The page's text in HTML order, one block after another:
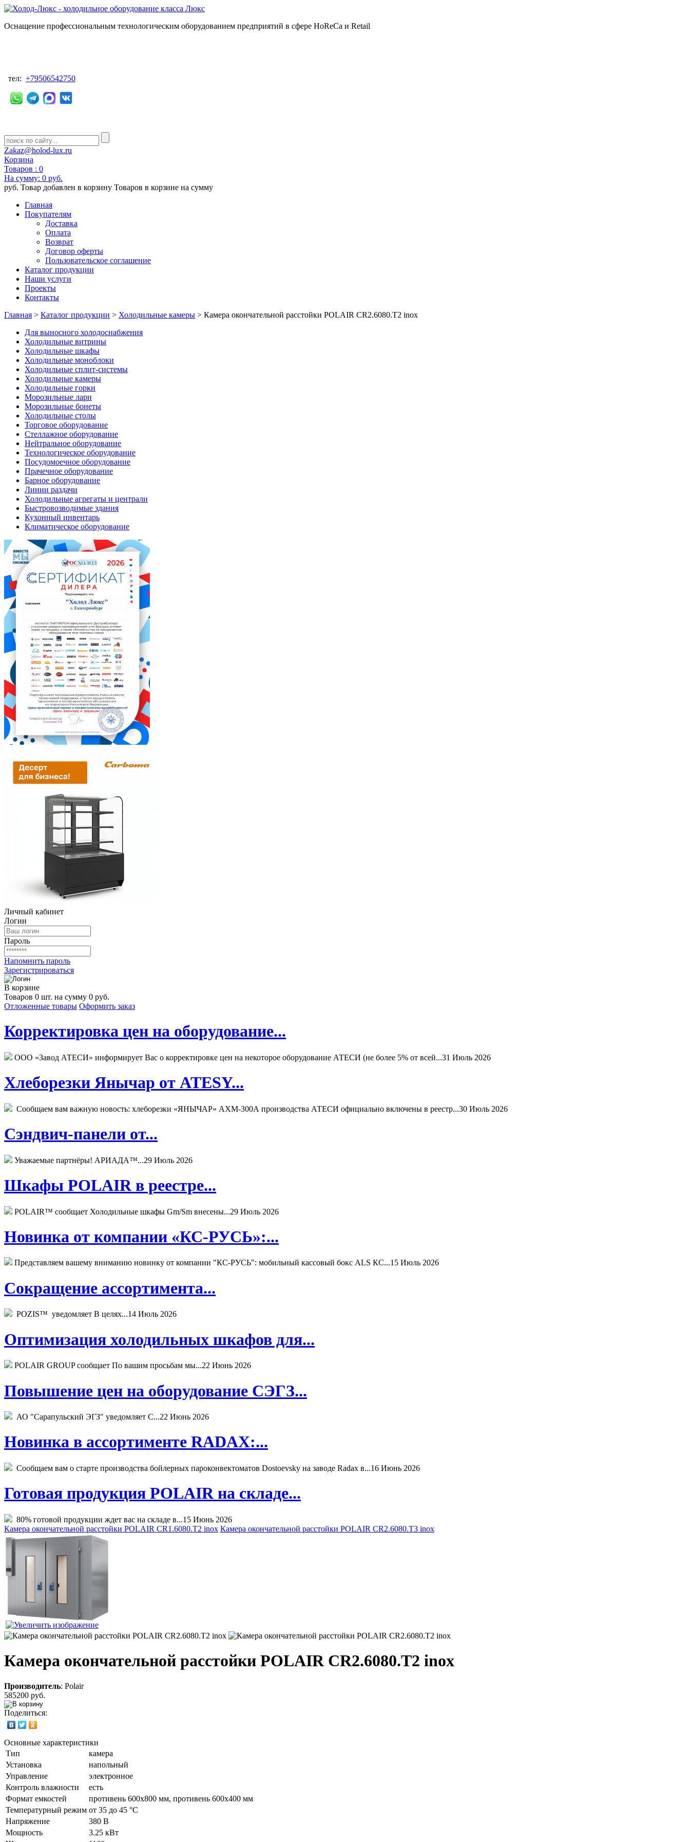
Оснащение профессиональным технологическим оборудованием предприятий в сфере HoReCa и Retail
тел: +79506542750
Zakaz@holod-lux.ru
Корзина
Товаров : 0
На сумму: 0 руб.
руб. Товар добавлен в корзину Товаров в корзине на сумму
Главная
Покупателям
Доставка
Оплата
Возврат
Договор оферты
Пользовательское соглашение
Каталог продукции
Наши услуги
Проекты
Контакты
Главная > Каталог продукции > Холодильные камеры > Камера окончательной расстойки POLAIR CR2.6080.T2 inox
Для выносного холодоснабжения
Холодильные витрины
Холодильные шкафы
Холодильные моноблоки
Холодильные сплит-системы
Холодильные камеры
Холодильные горки
Морозильные лари
Морозильные бонеты
Холодильные столы
Торговое оборудование
Стеллажное оборудование
Нейтральное оборудование
Технологическое оборудование
Посудомоечное оборудование
Прачечное оборудование
Барное оборудование
Линии раздачи
Холодильные агрегаты и централи
Быстровозводимые здания
Кухонный инвентарь
Климатическое оборудование
Личный кабинет
Логин
Пароль
Напомнить пароль
Зарегистрироваться
В корзине
Товаров 0 шт. на сумму 0 руб.
Отложенные товары Оформить заказ
Корректировка цен на оборудование...
ООО «Завод АТЕСИ» информирует Вас о корректировке цен на некоторое оборудование АТЕСИ (не более 5% от всей...31 Июль 2026
Хлеборезки Янычар от ATESY...
Сообщаем вам важную новость: хлеборезки «ЯНЫЧАР» АХМ-300А производства АТЕСИ официально включены в реестр...30 Июль 2026
Сэндвич-панели от...
Уважаемые партнёры! АРИАДА™...29 Июль 2026
Шкафы POLAIR в реестре...
POLAIR™ сообщает Холодильные шкафы Gm/Sm внесены...29 Июль 2026
Новинка от компании «КС-РУСЬ»:...
Представляем вашему вниманию новинку от компании "КС-РУСЬ": мобильный кассовый бокс ALS КС...15 Июль 2026
Сокращение ассортимента...
POZIS™ уведомляет В целях...14 Июль 2026
Оптимизация холодильных шкафов для...
POLAIR GROUP сообщает По вашим просьбам мы...22 Июнь 2026
Повышение цен на оборудование СЭГЗ...
АО "Сарапульский ЭГЗ" уведомляет С...22 Июнь 2026
Новинка в ассортименте RADAX:...
Сообщаем вам о старте производства бойлерных пароконвектоматов Dostoevsky на заводе Radax в...16 Июнь 2026
Готовая продукция POLAIR на складе...
80% готовой продукции ждет вас на складе в...15 Июнь 2026
Камера окончательной расстойки POLAIR CR1.6080.Т2 inox Камера окончательной расстойки POLAIR CR2.6080.T3 inox
Камера окончательной расстойки POLAIR CR2.6080.T2 inox
Производитель: Polair
585200 руб.
Поделиться:
Основные характеристики
Тип
камера
Установка
напольный
Управление
электронное
Контроль влажности
есть
Формат емкостей
противень 600x800 мм, противень 600х400 мм
Температурный режим от 35 до 45 °С
Напряжение
380 В
Мощность
3.25 кВт